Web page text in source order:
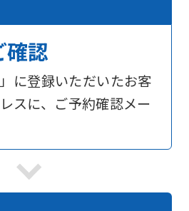
確認
に登録いただいたお客
スに、ご予約確認メー
For